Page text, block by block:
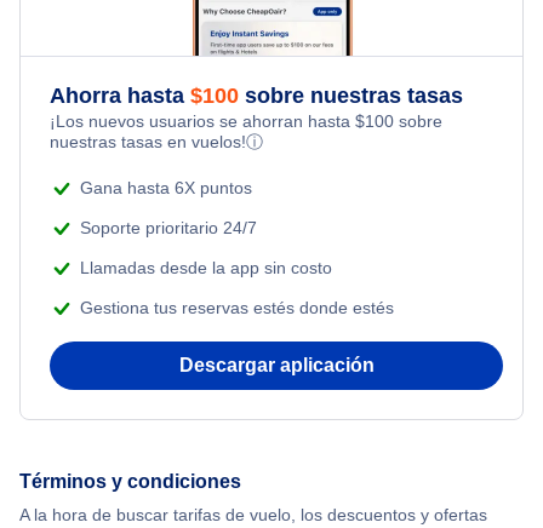
Ahorra hasta $100 sobre nuestras tasas
¡Los nuevos usuarios se ahorran hasta $100 sobre
nuestras tasas en vuelos!ⓘ
Gana hasta 6X puntos
Soporte prioritario 24/7
Llamadas desde la app sin costo
Gestiona tus reservas estés donde estés
Descargar aplicación
Términos y condiciones
A la hora de buscar tarifas de vuelo, los descuentos y ofertas